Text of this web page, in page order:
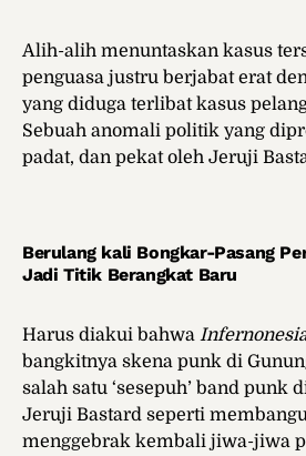
Alih-alih menuntaskan kasus
penguasa justru berjabat erat
yang diduga terlibat kasus
Sebuah anomali politik yang
padat, dan pekat oleh Jeruji
Berulang kali Bongkar-Pasang
Jadi Titik Berangkat Baru
Harus diakui bahwa
bangkitnya skena punk di
salah satu ‘sesepuh’ band punk
Jeruji Bastard seperti
menggebrak kembali jiwa-jiwa